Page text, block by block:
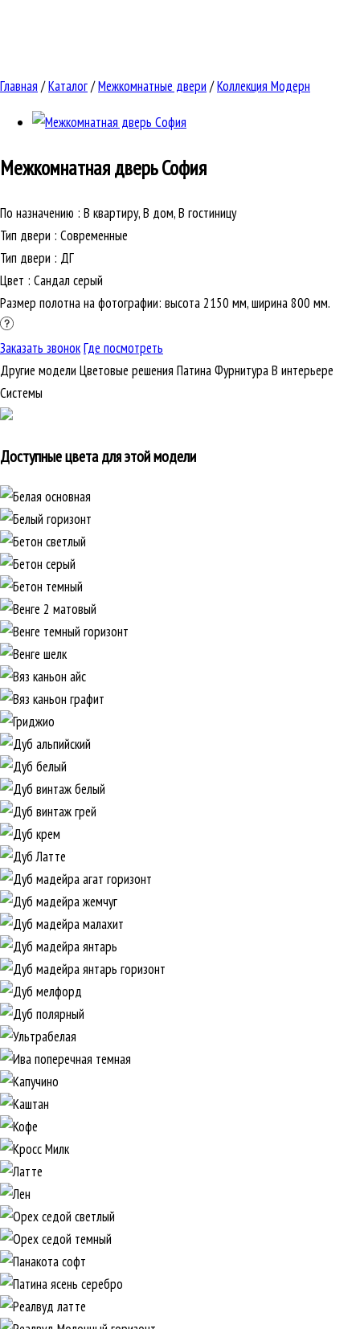
Главная /Каталог/Межкомнатные двери /Коллекция Модерн
Межкомнатная дверьСофия
По назначению : В квартиру, В дом, В гостиницу
Тип двери : Современные
Тип двери : ДГ
Цвет : Сандал серый
Размер полотна на фотографии: высота 2150 мм, ширина 800 мм.
Заказать звонокГде посмотреть
Другие модели Цветовые решения ПатинаФурнитураВ интерьере
Cистемы
Доступные цвета для этой модели